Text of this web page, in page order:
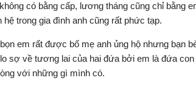
có bằng cấp, lương tháng cũng chỉ bằng
trong gia đình anh cũng rất phức tạp.
em rất được bố mẹ anh ủng hộ nhưng bạn
sợ về tương lai của hai đứa bởi em là đứa
với những gì mình có.